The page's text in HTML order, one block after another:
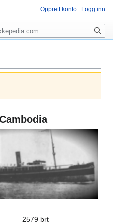
Cambodia
2579 brt
Opprett konto Logg inn